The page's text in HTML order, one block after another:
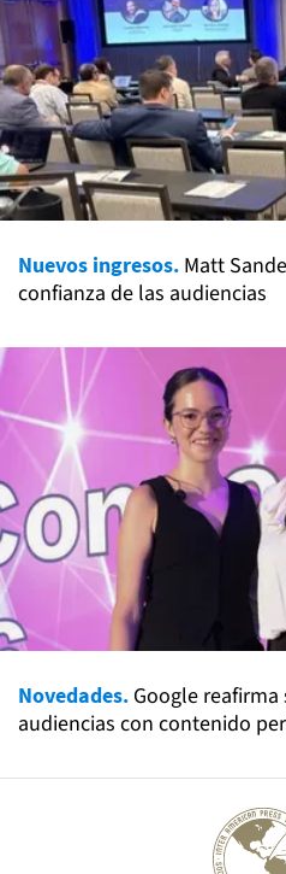
Nuevos ingresos. Matt
confianza de las audiencias
Novedades. Google
audiencias con contenido